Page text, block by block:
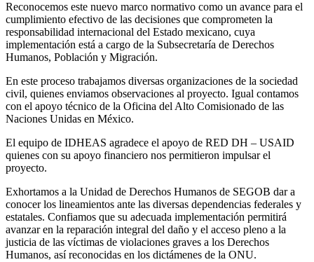
Reconocemos este nuevo marco normativo como un avance para el
cumplimiento efectivo de las decisiones que comprometen la
responsabilidad internacional del Estado mexicano, cuya
implementación está a cargo de la Subsecretaría de Derechos
Humanos, Población y Migración.
En este proceso trabajamos diversas organizaciones de la sociedad
civil, quienes enviamos observaciones al proyecto. Igual contamos
con el apoyo técnico de la Oficina del Alto Comisionado de las
Naciones Unidas en México.
El equipo de IDHEAS agradece el apoyo de RED DH – USAID
quienes con su apoyo financiero nos permitieron impulsar el
proyecto.
Exhortamos a la Unidad de Derechos Humanos de SEGOB dar a
conocer los lineamientos ante las diversas dependencias federales y
estatales. Confiamos que su adecuada implementación permitirá
avanzar en la reparación integral del daño y el acceso pleno a la
justicia de las víctimas de violaciones graves a los Derechos
Humanos, así reconocidas en los dictámenes de la ONU.